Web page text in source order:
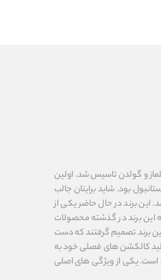
نام های ییلماز و گولدن تاسیس شد. اولین
بود. شاید برایتان جالب
مساحت داشت، شروع شد. این برند در حال حاضر یکی از
این برند در گذشته محصولات
برند تصمیم گرفتند که دست
تولید کالکشن های فصلی خود به
ایران و ۳۴ کشور دیگر تبدیل شده‌ است. یکی از ویژگی های اصلی